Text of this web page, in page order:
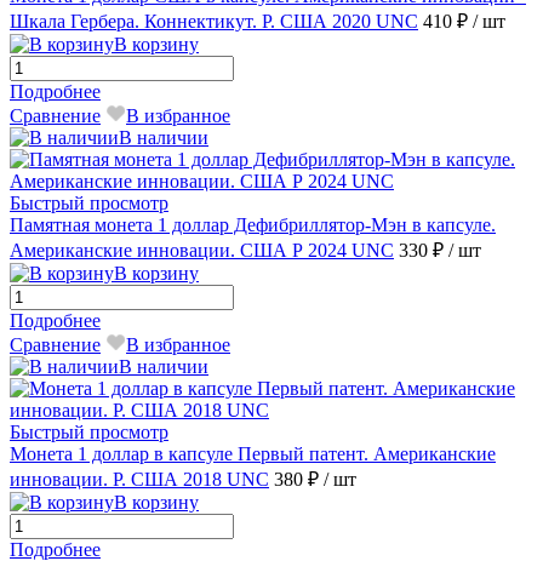
Шкала Гербера. Коннектикут. Р. США 2020 UNC 410 ₽ / шт
В корзину
Подробнее
Сравнение
В избранное
В наличии
Быстрый просмотр
Памятная монета 1 доллар Дефибриллятор-Мэн в капсуле.
Американские инновации. США Р 2024 UNC 330 ₽ / шт
В корзину
Подробнее
Сравнение
В избранное
В наличии
Быстрый просмотр
Монета 1 доллар в капсуле Первый патент. Американские
инновации. Р. США 2018 UNC 380 ₽ / шт
В корзину
Подробнее